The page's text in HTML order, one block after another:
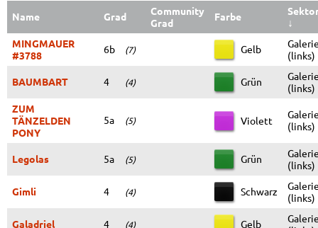
Name Grad
Community
Grad
Farbe
↓
MINGMAUER
#3788
6b (7) Gelb
(links)
BAUMBART 4 (4) Grün
(links)
ZUM
TÄNZELDEN
PONY
5a (5) Violett
(links)
Legolas 5a (5) Grün
(links)
Gimli 4 (4) Schwarz
(links)
Galadriel 4 (4) Gelb